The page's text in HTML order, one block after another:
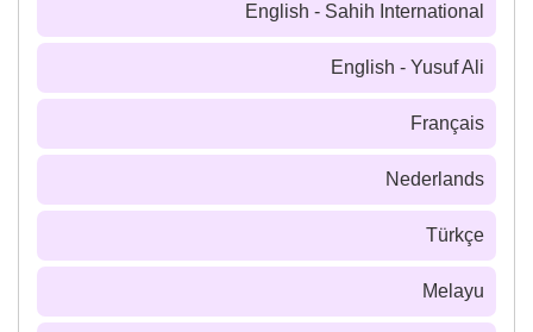
English - Sahih International
English - Yusuf Ali
Français
Nederlands
Türkçe
Melayu